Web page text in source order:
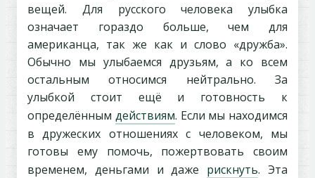
вещей. Для русского человека улыбка
означает гораздо больше, чем для
американца, так же как и слово «дружба».
Обычно мы улыбаемся друзьям, а ко всем
остальным относимся нейтрально. За
улыбкой стоит ещё и готовность к
определённым действиям. Если мы находимся
в дружеских отношениях с человеком, мы
готовы ему помочь, пожертвовать своим
временем, деньгами и даже рискнуть. Эта